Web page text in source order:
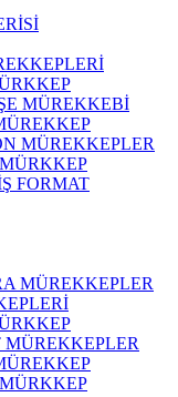
MÜREKKEBİ
MÜREKKEPLER
FORMAT
MÜREKKEPLER